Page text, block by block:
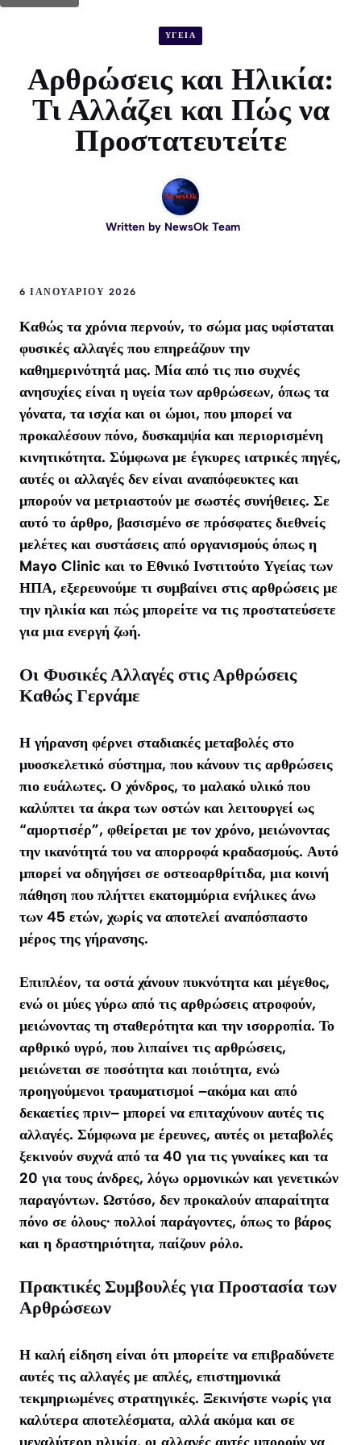
ΥΓΕΙΑ
Αρθρώσεις και Ηλικία:
Τι Αλλάζει και Πώς να
Προστατευτείτε
Written by NewsOk Team
6 ΙΑΝΟΥΑΡΊΟΥ 2026
Καθώς τα χρόνια περνούν, το σώμα μας υφίσταται
φυσικές αλλαγές που επηρεάζουν την
καθημερινότητά μας. Μία από τις πιο συχνές
ανησυχίες είναι η υγεία των αρθρώσεων, όπως τα
γόνατα, τα ισχία και οι ώμοι, που μπορεί να
προκαλέσουν πόνο, δυσκαμψία και περιορισμένη
κινητικότητα. Σύμφωνα με έγκυρες ιατρικές πηγές,
αυτές οι αλλαγές δεν είναι αναπόφευκτες και
μπορούν να μετριαστούν με σωστές συνήθειες. Σε
αυτό το άρθρο, βασισμένο σε πρόσφατες διεθνείς
μελέτες και συστάσεις από οργανισμούς όπως η
Mayo Clinic και το Εθνικό Ινστιτούτο Υγείας των
ΗΠΑ, εξερευνούμε τι συμβαίνει στις αρθρώσεις με
την ηλικία και πώς μπορείτε να τις προστατεύσετε
για μια ενεργή ζωή.
Οι Φυσικές Αλλαγές στις Αρθρώσεις
Καθώς Γερνάμε
Η γήρανση φέρνει σταδιακές μεταβολές στο
μυοσκελετικό σύστημα, που κάνουν τις αρθρώσεις
πιο ευάλωτες. Ο χόνδρος, το μαλακό υλικό που
καλύπτει τα άκρα των οστών και λειτουργεί ως
“αμορτισέρ”, φθείρεται με τον χρόνο, μειώνοντας
την ικανότητά του να απορροφά κραδασμούς. Αυτό
μπορεί να οδηγήσει σε οστεοαρθρίτιδα, μια κοινή
πάθηση που πλήττει εκατομμύρια ενήλικες άνω
των 45 ετών, χωρίς να αποτελεί αναπόσπαστο
μέρος της γήρανσης.
Επιπλέον, τα οστά χάνουν πυκνότητα και μέγεθος,
ενώ οι μύες γύρω από τις αρθρώσεις ατροφούν,
μειώνοντας τη σταθερότητα και την ισορροπία. Το
αρθρικό υγρό, που λιπαίνει τις αρθρώσεις,
μειώνεται σε ποσότητα και ποιότητα, ενώ
προηγούμενοι τραυματισμοί –ακόμα και από
δεκαετίες πριν– μπορεί να επιταχύνουν αυτές τις
αλλαγές. Σύμφωνα με έρευνες, αυτές οι μεταβολές
ξεκινούν συχνά από τα 40 για τις γυναίκες και τα
20 για τους άνδρες, λόγω ορμονικών και γενετικών
παραγόντων. Ωστόσο, δεν προκαλούν απαραίτητα
πόνο σε όλους· πολλοί παράγοντες, όπως το βάρος
και η δραστηριότητα, παίζουν ρόλο.
Πρακτικές Συμβουλές για Προστασία των
Αρθρώσεων
Η καλή είδηση είναι ότι μπορείτε να επιβραδύνετε
αυτές τις αλλαγές με απλές, επιστημονικά
τεκμηριωμένες στρατηγικές. Ξεκινήστε νωρίς για
καλύτερα αποτελέσματα, αλλά ακόμα και σε